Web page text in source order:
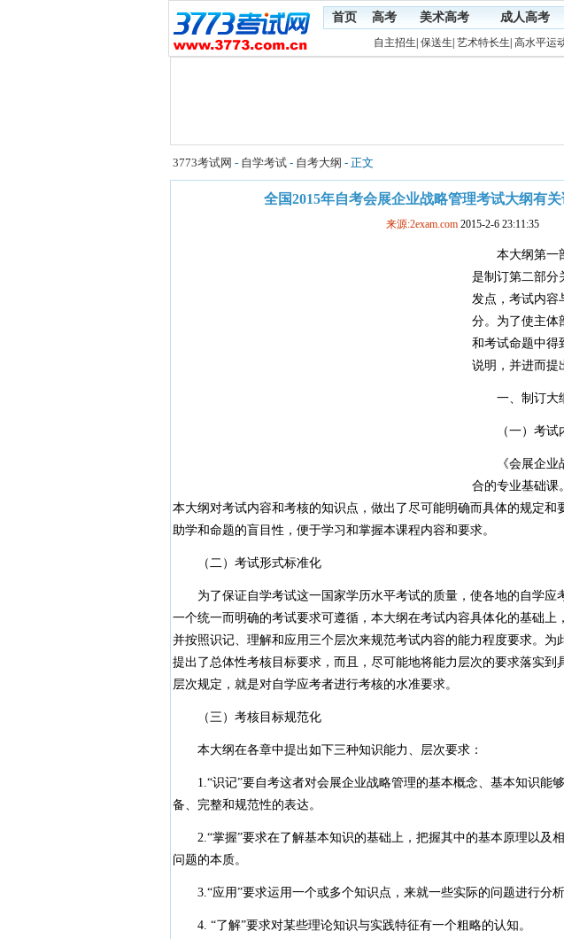
首页 高考 美术高考 成人高考
自主招生 保送生 艺术特长生 高水平运
3773考试网 - 自学考试 - 自考大纲 - 正文
全国2015年自考会展企业战略管理考试大纲有
来源:2exam.com 2015-2-6 23:11:35
本大纲第一部
是制订第二部分
发点，考试内容
分。为了使主体
和考试命题中得
说明，并进而提
一、制订大
（一）考试
《会展企业战
合的专业基础课
本大纲对考试内容和考核的知识点，做出了尽可能明确而具体的规定和
助学和命题的盲目性，便于学习和掌握本课程内容和要求。
（二）考试形式标准化
为了保证自学考试这一国家学历水平考试的质量，使各地的自学应
一个统一而明确的考试要求可遵循，本大纲在考试内容具体化的基础上
并按照识记、理解和应用三个层次来规范考试内容的能力程度要求。为
提出了总体性考核目标要求，而且，尽可能地将能力层次的要求落实到
层次规定，就是对自学应考者进行考核的水准要求。
（三）考核目标规范化
本大纲在各章中提出如下三种知识能力、层次要求：
1.“识记”要自考这者对会展企业战略管理的基本概念、基本知识能
备、完整和规范性的表达。
2.“掌握”要求在了解基本知识的基础上，把握其中的基本原理以及
问题的本质。
3.“应用”要求运用一个或多个知识点，来就一些实际的问题进行分析
4. “了解”要求对某些理论知识与实践特征有一个粗略的认知。